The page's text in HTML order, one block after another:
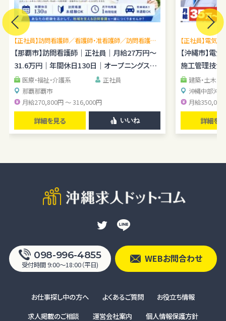
当社は、原則として、ユーザー本人の同意を得ずに個人情報を第三者
に提供しません。提供先・提供情報内容を特定したうえで、ユーザーの
同意を得た場合に限り提供します。
提供する個人情報の項目ユーザーから取得した情報（サービス利用履
歴ほか、閲覧・検索・ブックマーク等あらゆる行動履歴に該当する情報
を含む）のうち、利用目的の達成に必要な範囲の情報項目とします。
提供の手段又は方法書面もしくは電磁的な方法による送付または送
信。ただし、以下の場合は、関係法令に反しない範囲で、ユーザーの同
意なく個人情報を提供することがあります。
人の生命、身体又は財産の保護のために必要がある場合であって、本
人の同意を得るのが困難であるとき
合
定める事務を遂行することに対して協力する必要がある場合で、ユー
ザー本人の同意を得ることによりその事務の遂行に支障を及ぼすお
裁判所、検察庁、警察またはこれらに準じた権限を有する機関から、個
ユーザー本人から明示的に第三者への開示または提供を求められた
場合F. 法令により開示または提供が許容されている場合
統計処理されたデータの利用
当社は、提供を受けた個人情報をもとに、個人を特定できないよう加
データについては、当社は何ら制限なく利用することができるものとし
【正社員】訪問看護師／看護師・准看護師／訪問看護未
経験OK／月平均残業1時間程度／駐車場あり
【那覇市】訪問看護師｜正社員｜月給27万円～
31.6万円｜年間休日130日｜オープニングスタ
ッフ医療・福祉・介護系
正社員
那覇那覇市
月給270,800円 ～ 316,000円
詳細を見る いいね
【正社員】電気
理経験を広げら
【沖縄市】電
施工管理技
建築・土木・
沖縄中部沖
月給
詳細を
098-996-4855
受付時間 9:00〜18:00（平日)
WEBお問合わせ
お仕事探し中の方へ よくあるご質問
お役立ち情報
求人掲載のご相談
運営会社案内 個人情報保護方針